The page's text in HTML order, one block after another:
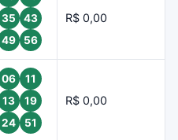
35
43
49
56
R$ 0,00
06
11
13
19
24
51
R$ 0,00